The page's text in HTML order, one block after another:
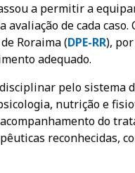
a permitir a
de cada caso.
Roraima (DPE-RR),
adequado.
pelo sistema
nutrição e
do
reconhecidas,